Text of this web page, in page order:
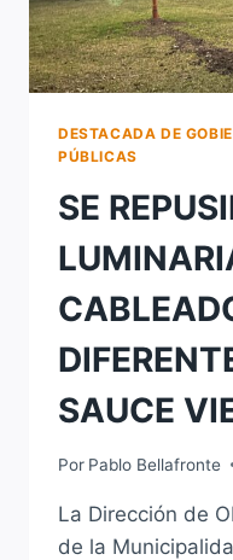
DESTACADA DE
PÚBLICAS
SE
SAUCE
Por Pablo Bellafronte
La Dirección de
de la